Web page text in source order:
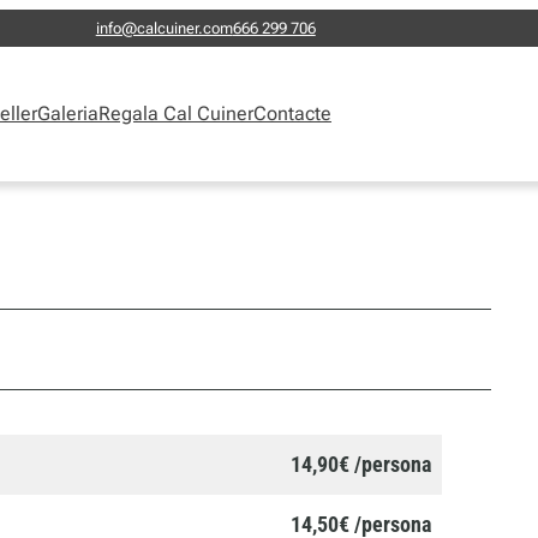
info@calcuiner.com666 299 706
GaleriaRegala Cal CuinerContacte
14,90€ /persona
14,50€ /persona